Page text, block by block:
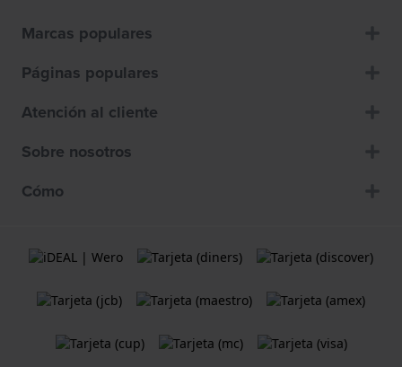
Marcas populares
Páginas populares
Atención al cliente
Sobre nosotros
Cómo